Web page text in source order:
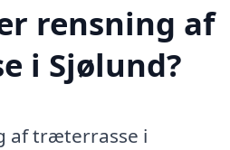
rensning af
i Sjølund?
af træterrasse i